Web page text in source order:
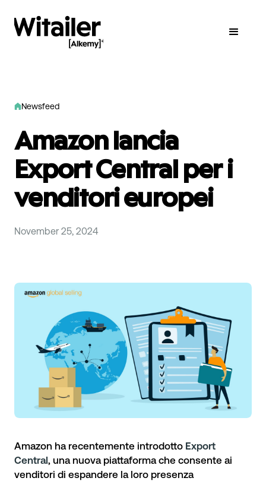
Newsfeed
Amazon lancia
Export Central per i
venditori europei
November 25, 2024
Amazon ha recentemente introdotto Export
Central, una nuova piattaforma che consente ai
venditori di espandere la loro presenza